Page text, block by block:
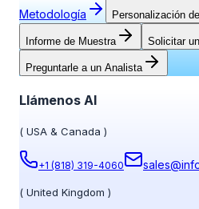
Metodología Personalización
Informe de Muestra Solicitar
Preguntarle a un Analista
Llámenos Al
( USA & Canada )
+1 (818) 319-4060
( United Kingdom )